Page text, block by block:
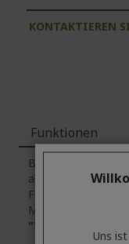
KONTAKTIEREN
Funktionen
Bitte beachten Sie,
allgemeine
Für die genauen
Modells
"Technische
Uns